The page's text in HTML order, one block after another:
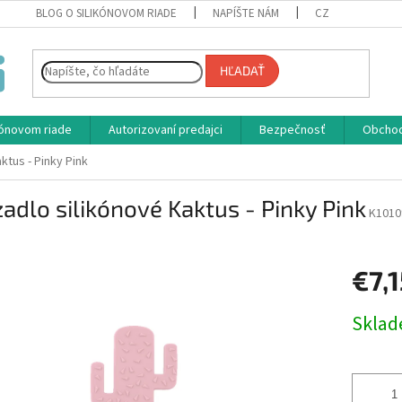
BLOG O SILIKÓNOVOM RIADE NAPÍŠTE NÁM CZ
HĽADAŤ
riade Autorizovaní predajci Bezpečnosť
- Pinky Pink
silikónové Kaktus - Pinky Pink
cena: